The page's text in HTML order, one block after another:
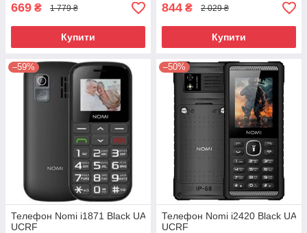
669 ₴ 1 779 ₴
Купити
844 ₴ 2 029 ₴
Купити
–59%
Телефон Nomi i1871 Black UA
UCRF
–50%
Телефон Nomi i2420 Black UA
UCRF